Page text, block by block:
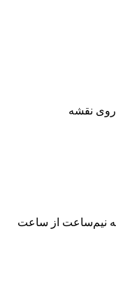
نقشه
نیم‌ساعت از ساعت